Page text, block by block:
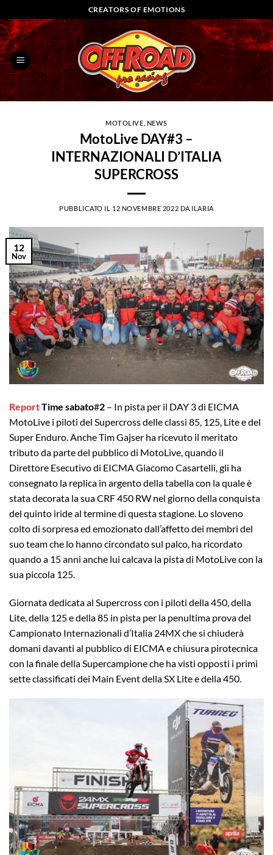
ai
contenuti
CREATORS OF EMOTIONS
MOTOLIVE NEWS
MotoLive DAY#3 –
INTERNAZIONALI D’ITALIA
SUPERCROSS
PUBBLICATO IL 12 NOVEMBRE 2022 DA ILARIA
12
Nov
ReportTime sabato#2 – In pista per il DAY 3 di EICMA
MotoLive i piloti del Supercross delle classi 85, 125, Lite e del
Super Enduro. Anche Tim Gajser ha ricevuto il meritato
tributo da parte del pubblico di MotoLive, quando il
Direttore Esecutivo di EICMA Giacomo Casartelli, gli ha
consegnato la replica in argento della tabella con la quale è
stata decorata la sua CRF 450 RW nel giorno della conquista
del quinto iride al termine di questa stagione. Lo sloveno
colto di sorpresa ed emozionato dall’affetto dei membri del
suo team che lo hanno circondato sul palco, ha ricordato
quando a 15 anni anche lui calcava la pista di MotoLive con la
sua piccola 125.
Giornata dedicata al Supercross con i piloti della 450, della
Lite, della 125 e della 85 in pista per la penultima prova del
Campionato Internazionali d’Italia 24MX che si chiuderà
domani davanti al pubblico di EICMA e chiusura pirotecnica
con la finale della Supercampione che ha visti opposti i primi
sette classificati dei Main Event della SX Lite e della 450.